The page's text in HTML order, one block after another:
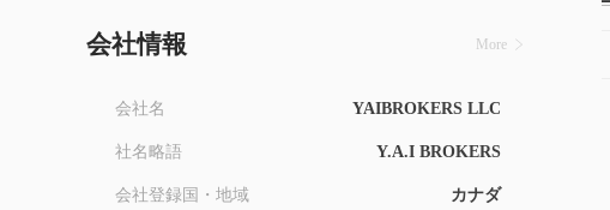
会社情報 More
会社名 YAIBROKERS LLC
社名略語 Y.A.I BROKERS
会社登録国・地域 カナダ